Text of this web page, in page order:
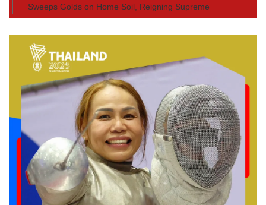
Sweeps Golds on Home Soil, Reigning Supreme